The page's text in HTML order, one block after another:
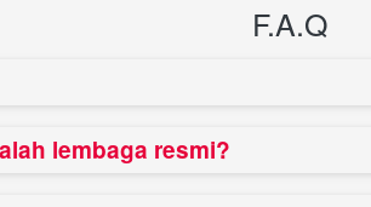
F.A.Q
lembaga resmi?